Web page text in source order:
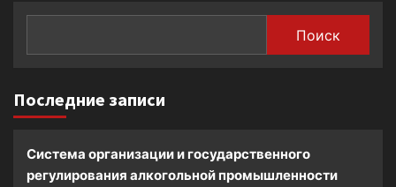
Поиск
Последние записи
Система организации и государственного
регулирования алкогольной промышленности